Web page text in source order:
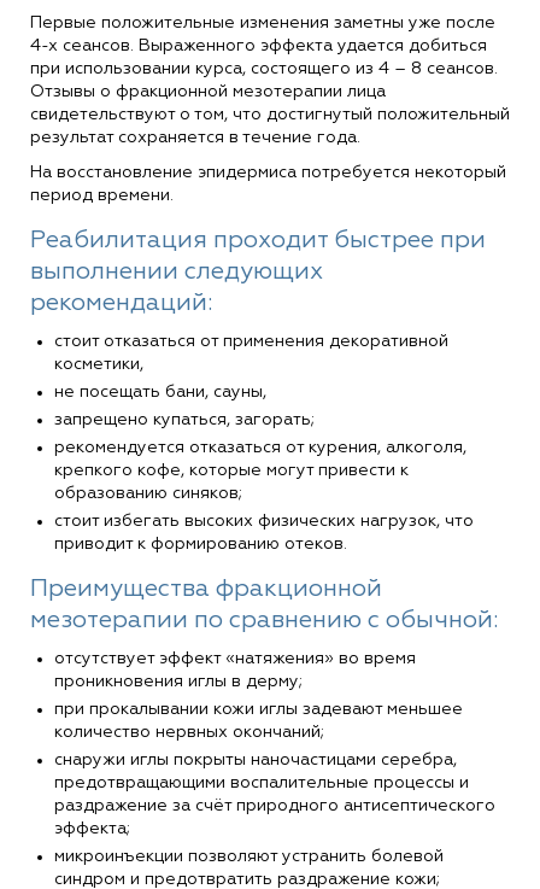
Первые положительные изменения заметны уже после
4-х сеансов. Выраженного эффекта удается добиться
при использовании курса, состоящего из 4 – 8 сеансов.
Отзывы о фракционной мезотерапии лица
свидетельствуют о том, что достигнутый положительный
результат сохраняется в течение года.
На восстановление эпидермиса потребуется некоторый
период времени.
Реабилитация проходит быстрее при
выполнении следующих
рекомендаций:
стоит отказаться от применения декоративной
косметики,
не посещать бани, сауны,
запрещено купаться, загорать;
рекомендуется отказаться от курения, алкоголя,
крепкого кофе, которые могут привести к
образованию синяков;
стоит избегать высоких физических нагрузок, что
приводит к формированию отеков.
Преимущества фракционной
мезотерапии по сравнению с обычной:
отсутствует эффект «натяжения» во время
проникновения иглы в дерму;
при прокалывании кожи иглы задевают меньшее
количество нервных окончаний;
снаружи иглы покрыты наночастицами серебра,
предотвращающими воспалительные процессы и
раздражение за счёт природного антисептического
эффекта;
микроинъекции позволяют устранить болевой
синдром и предотвратить раздражение кожи;